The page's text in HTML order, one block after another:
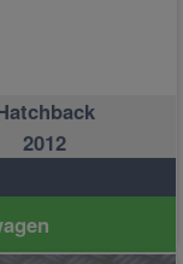
2012